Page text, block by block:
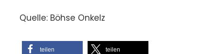
Quelle: Böhse Onkelz
teilen teilen